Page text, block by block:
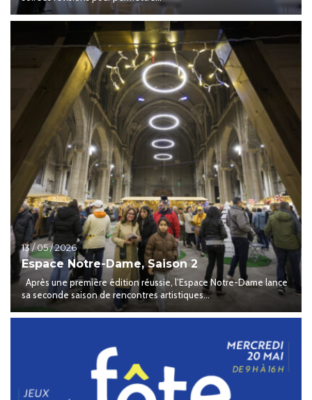
13 / 05 / 2026
Espace Notre-Dame, Saison 2
Après une première édition réussie, l’Espace Notre-Dame lance
sa seconde saison de rencontres artistiques...